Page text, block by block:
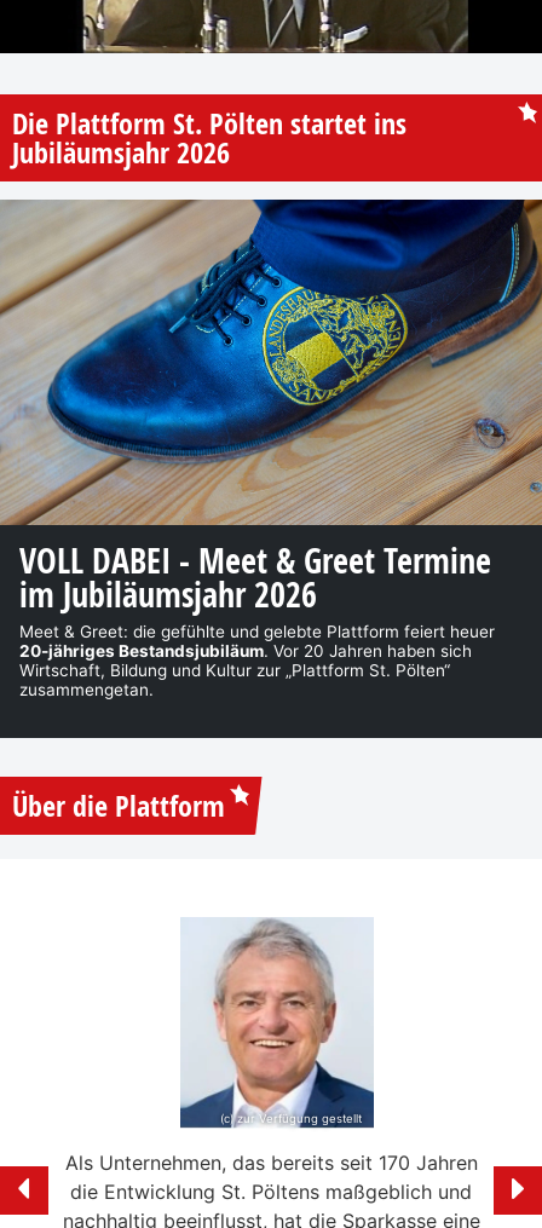
Die Plattform St. Pölten startet ins
Jubiläumsjahr 2026
VOLL DABEI - Meet & Greet Termine
im Jubiläumsjahr 2026
Meet & Greet: die gefühlte und gelebte Plattform feiert heuer
20-jähriges Bestandsjubiläum. Vor 20 Jahren haben sich
Wirtschaft, Bildung und Kultur zur „Plattform St. Pölten“
zusammengetan.
Über die Plattform
Als Unternehmen, das bereits seit 170 Jahren
die Entwicklung St. Pöltens maßgeblich und
nachhaltig beeinflusst, hat die Sparkasse eine
(c) zur Verfügung gestellt
Ich